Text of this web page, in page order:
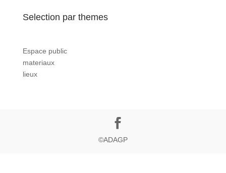
Selection par themes
Espace public
materiaux
lieux
©ADAGP